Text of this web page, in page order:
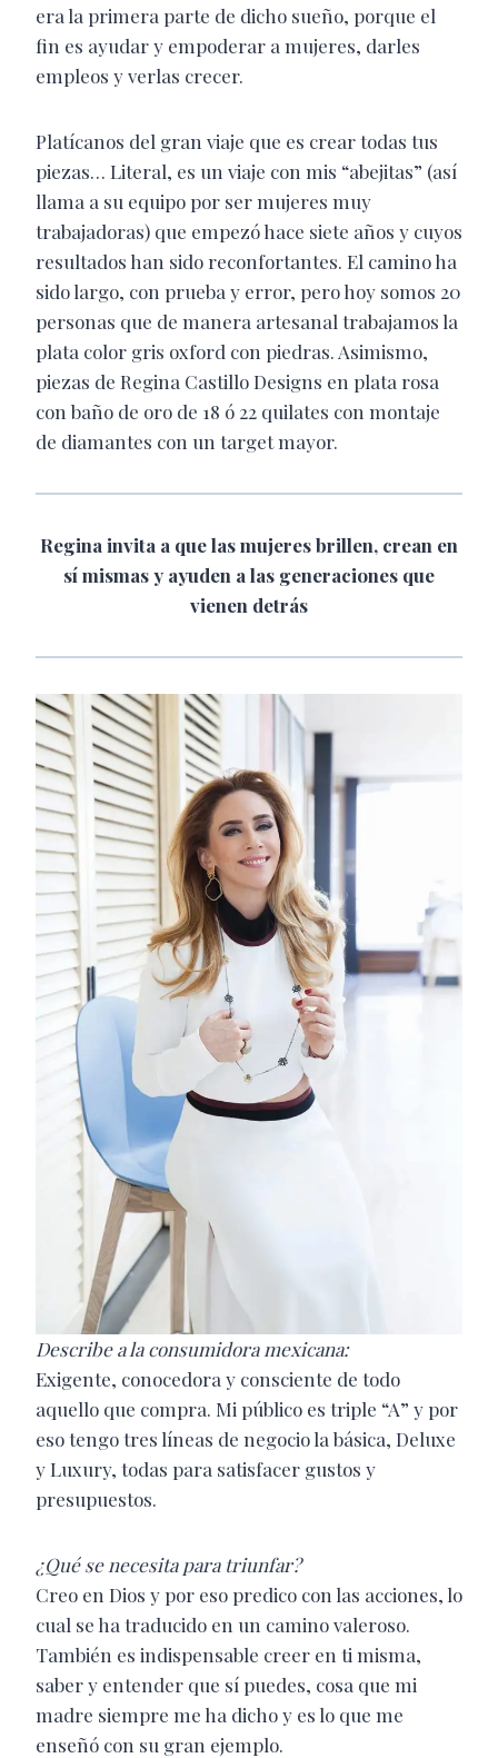
era la primera parte de dicho sueño, porque el
fin es ayudar y empoderar a mujeres, darles
empleos y verlas crecer.
Platícanos del gran viaje que es crear todas tus
piezas… Literal, es un viaje con mis “abejitas” (así
llama a su equipo por ser mujeres muy
trabajadoras) que empezó hace siete años y cuyos
resultados han sido reconfortantes. El camino ha
sido largo, con prueba y error, pero hoy somos 20
personas que de manera artesanal trabajamos la
plata color gris oxford con piedras. Asimismo,
piezas de Regina Castillo Designs en plata rosa
con baño de oro de 18 ó 22 quilates con montaje
de diamantes con un target mayor.
Regina invita a que las mujeres brillen, crean en
sí mismas y ayuden a las generaciones que
vienen detrás
Describe a la consumidora mexicana:
Exigente, conocedora y consciente de todo
aquello que compra. Mi público es triple “A” y por
eso tengo tres líneas de negocio la básica, Deluxe
y Luxury, todas para satisfacer gustos y
presupuestos.
¿Qué se necesita para triunfar?
Creo en Dios y por eso predico con las acciones, lo
cual se ha traducido en un camino valeroso.
También es indispensable creer en ti misma,
saber y entender que sí puedes, cosa que mi
madre siempre me ha dicho y es lo que me
enseñó con su gran ejemplo.